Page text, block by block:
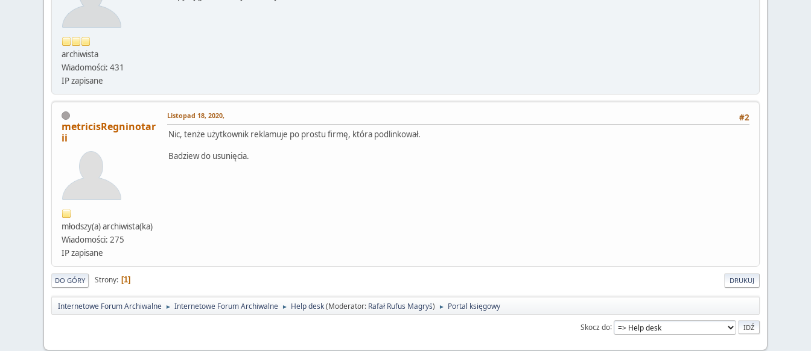
archiwista
Wiadomości: 431
IP zapisane
metricisRegninotar
ii
młodszy(a) archiwista(ka)
Wiadomości: 275
IP zapisane
#2
Listopad 18, 2020,
Nic, tenże użytkownik reklamuje po prostu firmę, która podlinkował.
Badziew do usunięcia.
DRUKUJ
DO GÓRY Strony 1
Internetowe Forum Archiwalne ► Internetowe Forum Archiwalne ► Help desk(Moderator: Rafał Rufus Magryś) ► Portal księgowy
Skocz do